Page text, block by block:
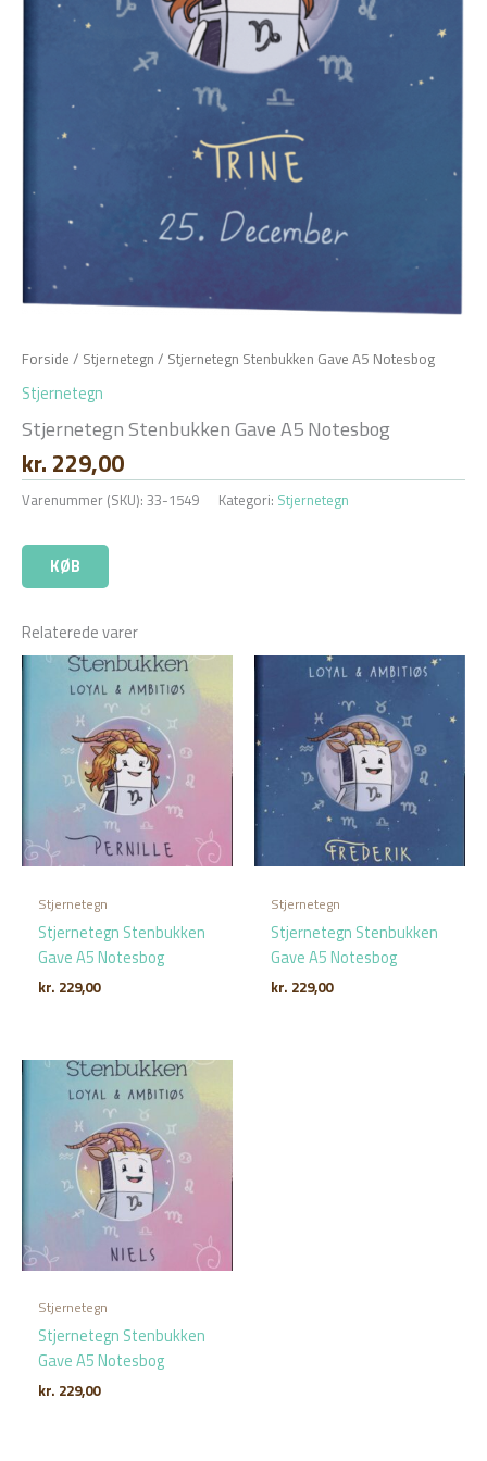
Forside / Stjernetegn / Stjernetegn Stenbukken Gave A5 Notesbog
Stjernetegn
Stjernetegn Stenbukken Gave A5 Notesbog
kr. 229,00
Varenummer (SKU): 33-1549 Kategori: Stjernetegn
KØB
Relaterede varer
Stjernetegn
Stjernetegn Stenbukken
Gave A5 Notesbog
kr. 229,00
Stjernetegn
Stjernetegn Stenbukken
Gave A5 Notesbog
kr. 229,00
Stjernetegn
Stjernetegn Stenbukken
Gave A5 Notesbog
kr. 229,00